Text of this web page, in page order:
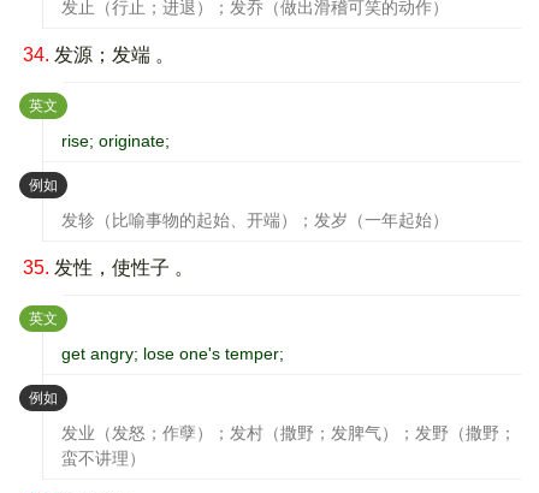
发止（行止；进退）；发乔（做出滑稽可笑的动作）
34. 发源；发端 。
英文 ：
rise; originate;
例如 ：
发轸（比喻事物的起始、开端）；发岁（一年起始）
35. 发性，使性子 。
英文 ：
get angry; lose one's temper;
例如 ：
发业（发怒；作孽）；发村（撒野；发脾气）；发野（撒野；
蛮不讲理）